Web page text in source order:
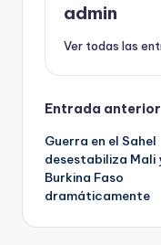
admin
Ver todas las
de
entradas
Entrada anterior
Guerra en el Sahel
desestabiliza Mali
Burkina Faso
dramáticamente